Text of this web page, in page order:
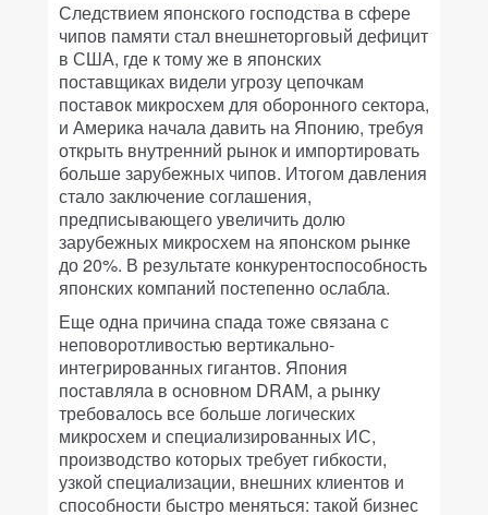
Следствием японского господства в сфере
чипов памяти стал внешнеторговый дефицит
в США, где к тому же в японских
поставщиках видели угрозу цепочкам
поставок микросхем для оборонного сектора,
и Америка начала давить на Японию, требуя
открыть внутренний рынок и импортировать
больше зарубежных чипов. Итогом давления
стало заключение соглашения,
предписывающего увеличить долю
зарубежных микросхем на японском рынке
до 20%. В результате конкурентоспособность
японских компаний постепенно ослабла.
Еще одна причина спада тоже связана с
неповоротливостью вертикально-
интегрированных гигантов. Япония
поставляла в основном DRAM, а рынку
требовалось все больше логических
микросхем и специализированных ИС,
производство которых требует гибкости,
узкой специализации, внешних клиентов и
способности быстро меняться: такой бизнес